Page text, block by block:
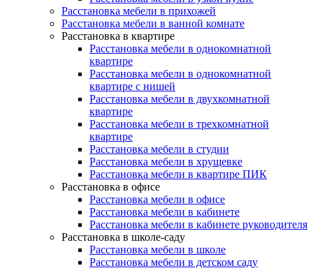
Расстановка мебели в прихожей
Расстановка мебели в ванной комнате
Расстановка в квартире
Расстановка мебели в однокомнатной
квартире
Расстановка мебели в однокомнатной
квартире с нишей
Расстановка мебели в двухкомнатной
квартире
Расстановка мебели в трехкомнатной
квартире
Расстановка мебели в студии
Расстановка мебели в хрущевке
Расстановка мебели в квартире ПИК
Расстановка в офисе
Расстановка мебели в офисе
Расстановка мебели в кабинете
Расстановка мебели в кабинете руководителя
Расстановка в школе-саду
Расстановка мебели в школе
Расстановка мебели в детском саду